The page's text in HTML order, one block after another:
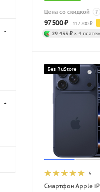
Цена со скидкой ?
97 500₽ 112 200₽
29 433 ₽ × 4
Без RuStore
5
Смартфон Apple